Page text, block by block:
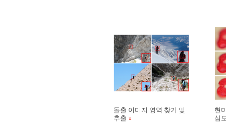
돌출 이미지 영역 찾기 및
추출
현
심